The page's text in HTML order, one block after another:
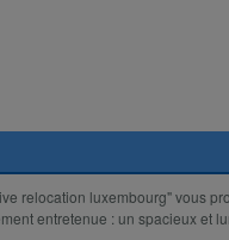
relocation luxembourg" vous
entretenue : un spacieux et